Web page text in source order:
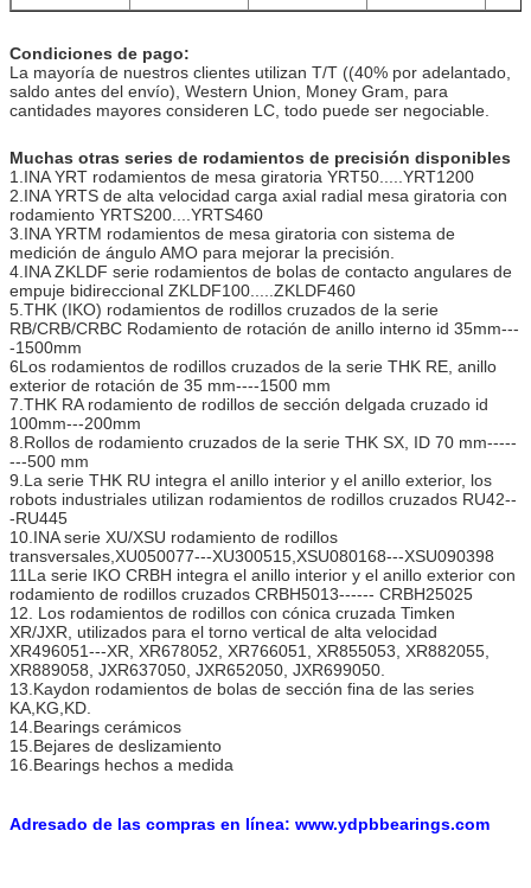
Condiciones de pago:
La mayoría de nuestros clientes utilizan T/T ((40% por adelantado,
saldo antes del envío), Western Union, Money Gram, para
cantidades mayores consideren LC, todo puede ser negociable.
Muchas otras series de rodamientos de precisión disponibles
1.INA YRT rodamientos de mesa giratoria YRT50.....YRT1200
2.INA YRTS de alta velocidad carga axial radial mesa giratoria con
rodamiento YRTS200....YRTS460
3.INA YRTM rodamientos de mesa giratoria con sistema de
medición de ángulo AMO para mejorar la precisión.
4.INA ZKLDF serie rodamientos de bolas de contacto angulares de
empuje bidireccional ZKLDF100.....ZKLDF460
5.THK (IKO) rodamientos de rodillos cruzados de la serie
RB/CRB/CRBC Rodamiento de rotación de anillo interno id 35mm---
-1500mm
6Los rodamientos de rodillos cruzados de la serie THK RE, anillo
exterior de rotación de 35 mm----1500 mm
7.THK RA rodamiento de rodillos de sección delgada cruzado id
100mm---200mm
8.Rollos de rodamiento cruzados de la serie THK SX, ID 70 mm-----
---500 mm
9.La serie THK RU integra el anillo interior y el anillo exterior, los
robots industriales utilizan rodamientos de rodillos cruzados RU42--
-RU445
10.INA serie XU/XSU rodamiento de rodillos
transversales,XU050077---XU300515,XSU080168---XSU090398
11La serie IKO CRBH integra el anillo interior y el anillo exterior con
rodamiento de rodillos cruzados CRBH5013------ CRBH25025
12. Los rodamientos de rodillos con cónica cruzada Timken
XR/JXR, utilizados para el torno vertical de alta velocidad
XR496051---XR, XR678052, XR766051, XR855053, XR882055,
XR889058, JXR637050, JXR652050, JXR699050.
13.Kaydon rodamientos de bolas de sección fina de las series
KA,KG,KD.
14.Bearings cerámicos
15.Bejares de deslizamiento
16.Bearings hechos a medida
Adresado de las compras en línea: www.ydpbbearings.com